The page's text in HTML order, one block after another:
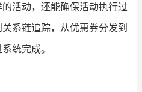
活动，还能确保活动执行过
系链追踪，从优惠券分发到
统完成。